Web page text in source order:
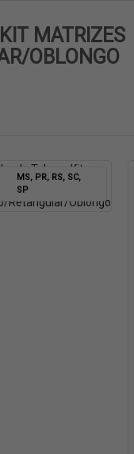
MATRIZES
OBLONGO
MS, PR, RS, SC,
SP